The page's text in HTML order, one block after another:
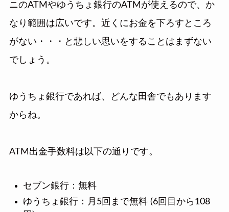
ニのATMやゆうちょ銀行のATMが使えるので、か
なり範囲は広いです。近くにお金を下ろすところ
がない・・・と悲しい思いをすることはまずない
でしょう。
ゆうちょ銀行であれば、どんな田舎でもあります
からね。
ATM出金手数料は以下の通りです。
セブン銀行：無料
ゆうちょ銀行：月5回まで無料 (6回目から108